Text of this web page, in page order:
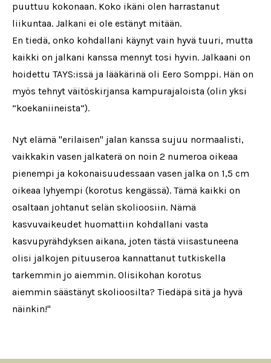
puuttuu kokonaan. Koko ikäni olen harrastanut
liikuntaa. Jalkani ei ole estänyt mitään.
En tiedä, onko kohdallani käynyt vain hyvä tuuri, mutta
kaikki on jalkani kanssa mennyt tosi hyvin. Jalkaani on
hoidettu TAYS:issä ja lääkärinä oli Eero Somppi. Hän on
myös tehnyt väitöskirjansa kampurajaloista (olin yksi
”koekaniineista”).
Nyt elämä "erilaisen" jalan kanssa sujuu normaalisti,
vaikkakin vasen jalkaterä on noin 2 numeroa oikeaa
pienempi ja kokonaisuudessaan vasen jalka on 1,5 cm
oikeaa lyhyempi (korotus kengässä). Tämä kaikki on
osaltaan johtanut selän skolioosiin. Nämä
kasvuvaikeudet huomattiin kohdallani vasta
kasvupyrähdyksen aikana, joten tästä viisastuneena
olisi jalkojen pituuseroa kannattanut tutkiskella
tarkemmin jo aiemmin. Olisikohan korotus
aiemmin säästänyt skolioosilta? Tiedäpä sitä ja hyvä
näinkin!"